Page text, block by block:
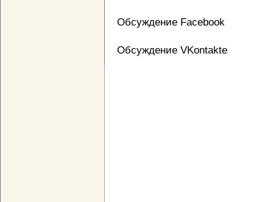
Обсуждение Facebook
Обсуждение VKontakte